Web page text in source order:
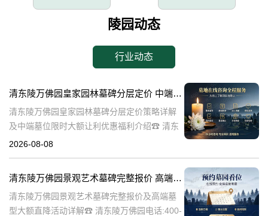
陵园动态
行业动态
清东陵万佛园皇家园林墓碑分层定价 中端墓位限时大额让利详解及优惠福利
清东陵万佛园皇家园林墓碑分层定价策略详解
及中端墓位限时大额让利优惠福利介绍☎ 清东
陵万佛园电话:400-838-5063清东陵万佛园，作
2026-08-08
清东陵万佛园景观艺术墓碑完整报价 高端墓型大额直降活动详解
清东陵万佛园景观艺术墓碑完整报价及高端墓
型大额直降活动详解☎ 清东陵万佛园电话:400-